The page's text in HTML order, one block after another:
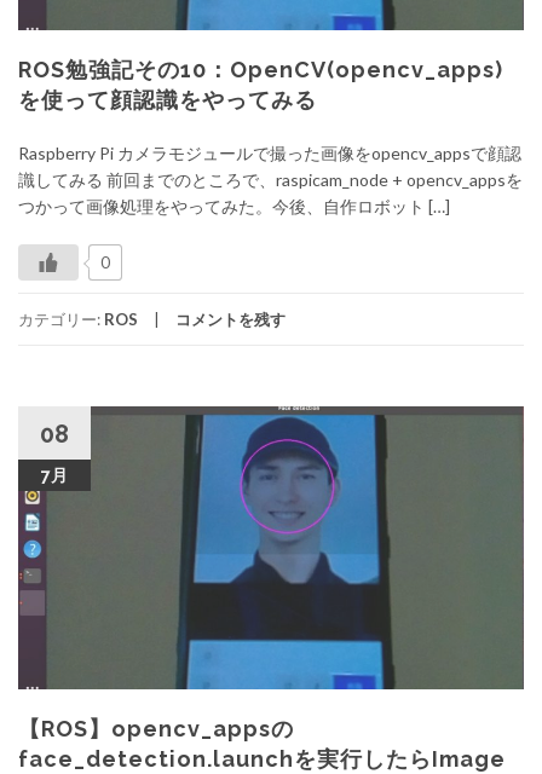
ROS勉強記その10：OpenCV(opencv_apps)
を使って顔認識をやってみる
Raspberry Pi カメラモジュールで撮った画像をopencv_appsで顔認
識してみる 前回までのところで、raspicam_node + opencv_appsを
つかって画像処理をやってみた。今後、自作ロボット […]
0
カテゴリー: ROS コメントを残す
08
7月
【ROS】opencv_appsの
face_detection.launchを実行したらImage